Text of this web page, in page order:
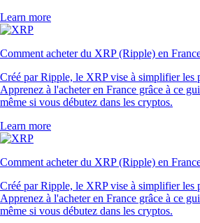
Learn more
Comment acheter du XRP (Ripple) en
Créé par Ripple, le XRP vise à simplifier les
Apprenez à l'acheter en France grâce à ce
même si vous débutez dans les cryptos.
Learn more
Comment acheter du XRP (Ripple) en
Créé par Ripple, le XRP vise à simplifier les
Apprenez à l'acheter en France grâce à ce
même si vous débutez dans les cryptos.